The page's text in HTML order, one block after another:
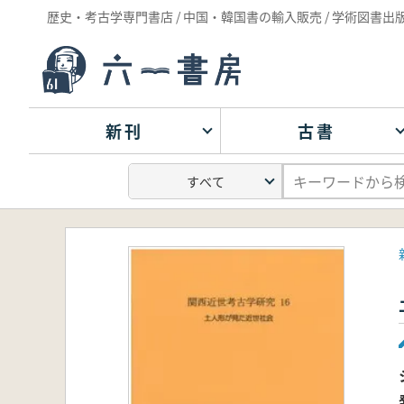
歴史・考古学専門書店 / 中国・韓国書の輸入販売 / 学術図書出
新刊 古書